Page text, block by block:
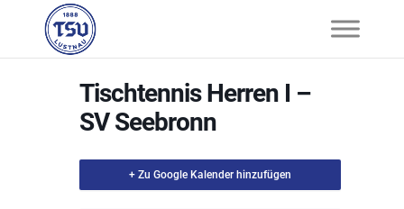
Tischtennis Herren I –
SV Seebronn
+ Zu Google Kalender hinzufügen